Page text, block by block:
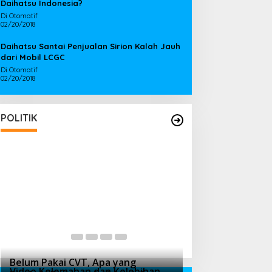
Daihatsu Indonesia?
Di Otomatif
02/20/2018
Daihatsu Santai Penjualan Sirion Kalah Jauh
dari Mobil LCGC
Di Otomatif
02/20/2018
POLITIK
Belum Pakai CVT, Apa yang